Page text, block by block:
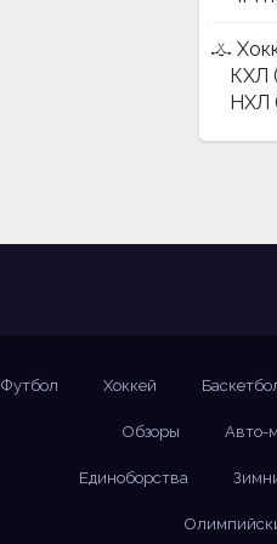
КХЛ
НХЛ
Футбол Хоккей
Обзоры Авто-
Единоборства